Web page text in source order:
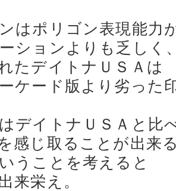
はポリゴン表現能力
ションよりも乏しく
たデイトナＵＳＡは
ケード版より劣った
デイトナＵＳＡと比
感じ取ることが出来
うことを考えると
来栄え。